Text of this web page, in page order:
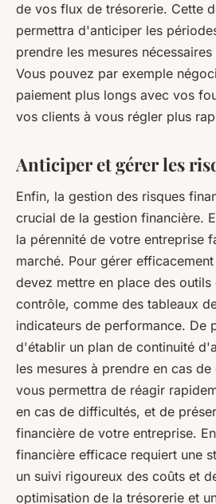
de vos flux de trésorerie. Cette
permettra d'anticiper les
prendre les mesures
Vous pouvez par exemple
paiement plus longs avec vos
vos clients à vous régler plus
Anticiper et gérer les
Enfin, la gestion des risques
crucial de la gestion financière.
la pérennité de votre entreprise
marché. Pour gérer
devez mettre en place des
contrôle, comme des tableaux
indicateurs de performance. De
d'établir un plan de continuité
les mesures à prendre en cas
vous permettra de réagir
en cas de difficultés, et de
financière de votre entreprise.
financière efficace requiert une
un suivi rigoureux des coûts et
optimisation de la trésorerie et